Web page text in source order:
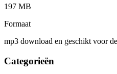
197 MB
Formaat
mp3 download en geschikt voor
Categorieën